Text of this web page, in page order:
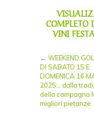
COMPLETO
VINI
← WEEKEND
DI SABATO 15 E
DOMENICA 16
2025… dalla
della campagna
migliori pietanze